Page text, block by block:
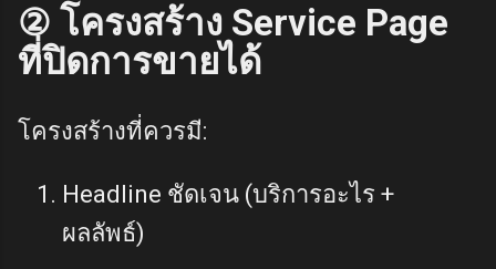
② โครงสร้าง Service Page
ที่ปิดการขายได้
โครงสร้างที่ควรมี:
Headline ชัดเจน (บริการอะไร +
ผลลัพธ์)